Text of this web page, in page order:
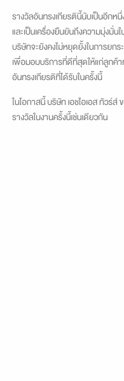
รางวัลอันทรงเกียรตินี้นับเป็นอีก
และเป็นเครื่องยืนยันถึงความมุ่งมั่
บริษัทจะยังคงไม่หยุดยั้งในการย
เพื่อมอบบริการที่ดีที่สุดให้แก่ลูกค้า
อันทรงเกียรติที่ได้รับในครั้งนี้
ในโอกาสนี้ บริษัท เอชไอเอส ทัว
รางวัลในงานครั้งนี้เช่นเดียวกัน